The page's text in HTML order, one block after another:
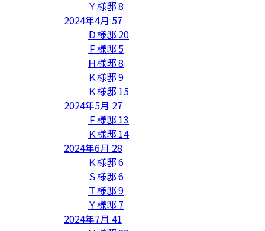
Ｙ様邸8
2024年4月 57
Ｄ様邸 20
Ｆ様邸 5
Ｈ様邸8
Ｋ様邸9
Ｋ様邸 15
2024年5月 27
Ｆ様邸 13
Ｋ様邸 14
2024年6月 28
Ｋ様邸6
Ｓ様邸6
Ｔ様邸9
Ｙ様邸 7
2024年7月 41